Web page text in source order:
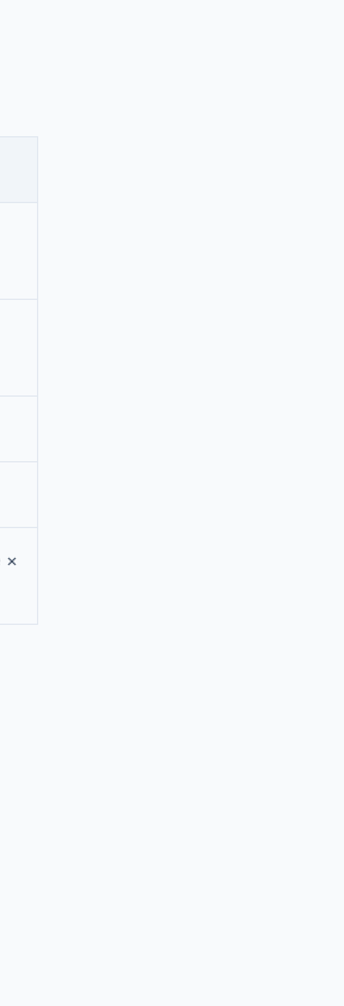
×